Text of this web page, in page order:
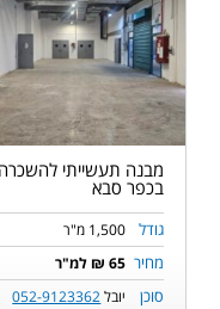
מבנה תעשייתי להשכרה
בכפר סבא
גודל 1,500 מ"ר
מחיר 65 ₪ למ"ר
סוכן יובל052-9123362